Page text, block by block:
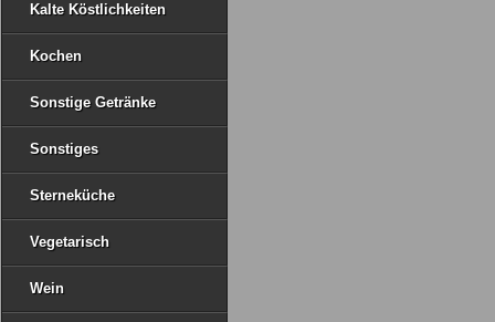
Kalte Köstlichkeiten
Kochen
Sonstige Getränke
Sonstiges
Sterneküche
Vegetarisch
Wein